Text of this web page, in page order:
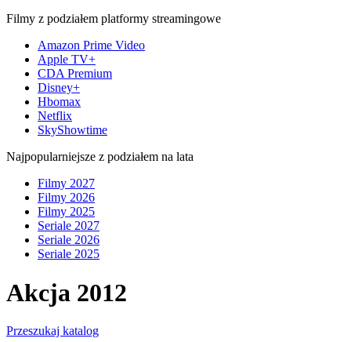
Filmy z podziałem platformy streamingowe
Amazon Prime Video
Apple TV+
CDA Premium
Disney+
Hbomax
Netflix
SkyShowtime
Najpopularniejsze z podziałem na lata
Filmy 2027
Filmy 2026
Filmy 2025
Seriale 2027
Seriale 2026
Seriale 2025
Akcja 2012
Przeszukaj katalog